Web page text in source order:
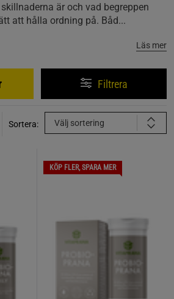
är och vad begreppen
att hålla ordning på. Båd...
Läs mer
Filtrera
Sortera: Välj sortering
KÖP FLER, SPARA MER